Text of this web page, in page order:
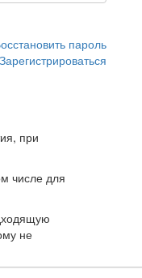
пароль
Зарегистрироваться
при
числе для
не